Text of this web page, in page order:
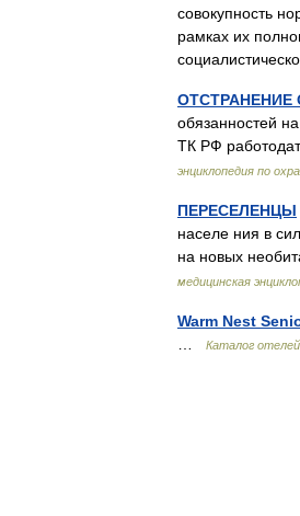
совокупность
рамках их
ОТСТРАНЕНИЕ
обязанностей
ТК РФ
энциклопедия по
ПЕРЕСЕЛЕНЦЫ
населе ния в
на новых
медицинская
Warm Nest
Каталог отелей